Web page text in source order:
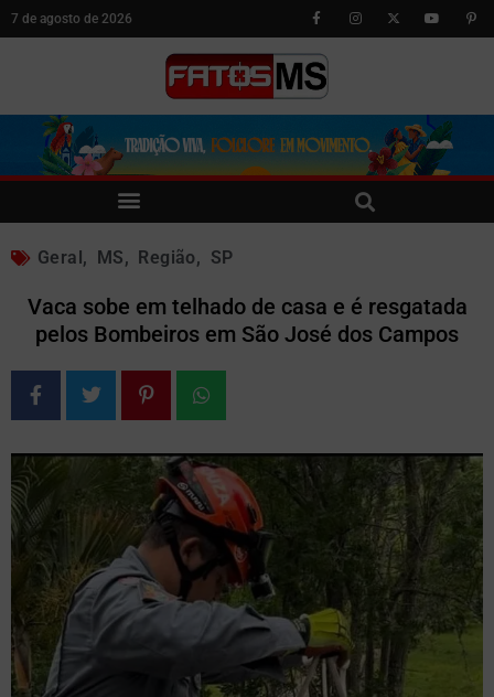
7 de agosto de 2026
Geral, MS, Região, SP
Vaca sobe em telhado de casa e é resgatada
pelos Bombeiros em São José dos Campos